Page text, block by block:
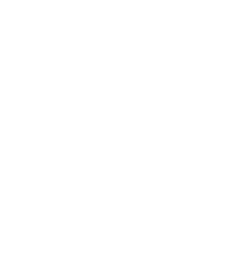
Informationen auf einem Endgerät
zur Auswahl von Werbeanzeigen